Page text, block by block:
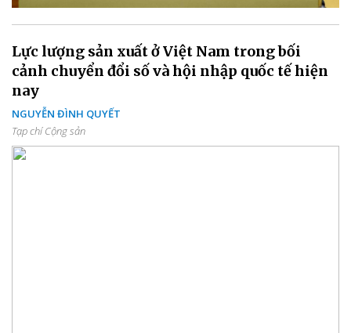
Lực lượng sản xuất ở Việt Nam trong bối
cảnh chuyển đổi số và hội nhập quốc tế hiện
nay
NGUYỄN ĐÌNH QUYẾT
Tạp chí Cộng sản